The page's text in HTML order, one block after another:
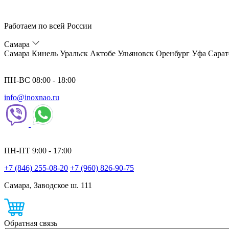
Работаем по всей России
Самара
Самара Кинель Уральск Актобе Ульяновск Оренбург Уфа
ПН-ВС 08:00 - 18:00
info@inoxnao.ru
ПН-ПТ 9:00 - 17:00
+7 (846) 255-08-20 +7 (960) 826-90-75
Самара, Заводское ш. 111
Обратная связь